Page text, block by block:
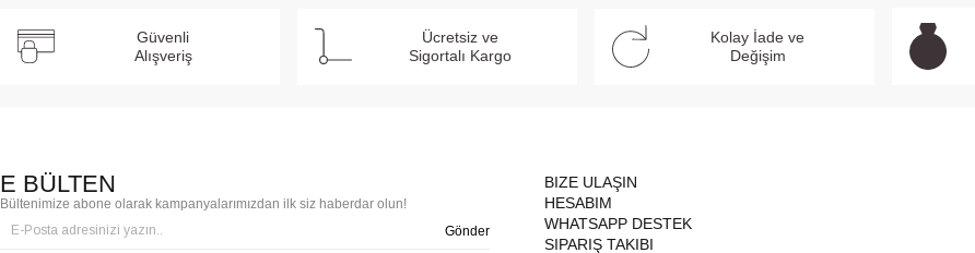
Güvenli
Alışveriş
Ücretsiz ve
Sigortalı Kargo
Kolay İade ve
Değişim
E BÜLTEN
Bültenimize abone olarak kampanyalarımızdan ilk siz haberdar olun!
Gönder
BIZE ULAŞIN
HESABIM
WHATSAPP DESTEK
SIPARIŞ TAKIBI